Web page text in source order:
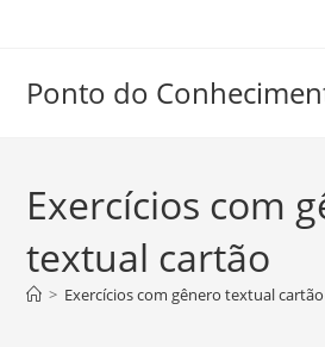
conteúdo
Ponto do
Exercícios com
textual cartão
> Exercícios com gênero textual cartão